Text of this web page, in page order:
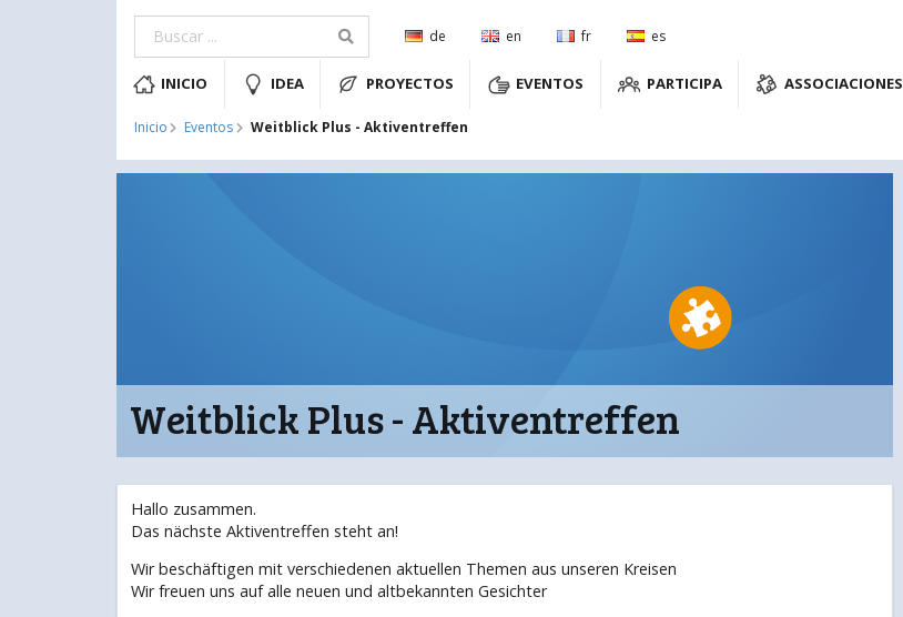
de en fr es
INICIO IDEA PROYECTOS EVENTOS PARTICIPA ASSOCIACIONES
Inicio Eventos Weitblick Plus - Aktiventreffen
Weitblick Plus - Aktiventreffen
Hallo zusammen.
Das nächste Aktiventreffen steht an!
Wir beschäftigen mit verschiedenen aktuellen Themen aus unseren Kreisen
Wir freuen uns auf alle neuen und altbekannten Gesichter